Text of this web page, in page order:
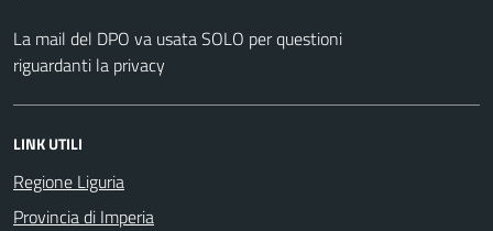
La mail del DPO va usata SOLO per questioni
riguardanti la privacy
LINK UTILI
Regione Liguria
Provincia di Imperia